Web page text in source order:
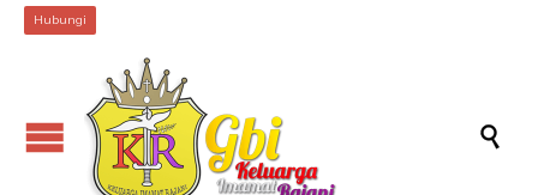
Hubungi
